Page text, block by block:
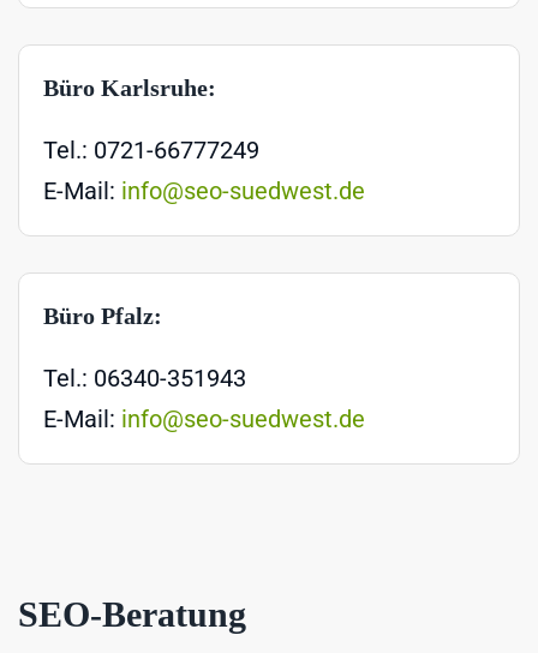
Büro Karlsruhe:
Tel.: 0721-66777249
E-Mail: info@seo-suedwest.de
Büro Pfalz:
Tel.: 06340-351943
E-Mail: info@seo-suedwest.de
SEO-Beratung